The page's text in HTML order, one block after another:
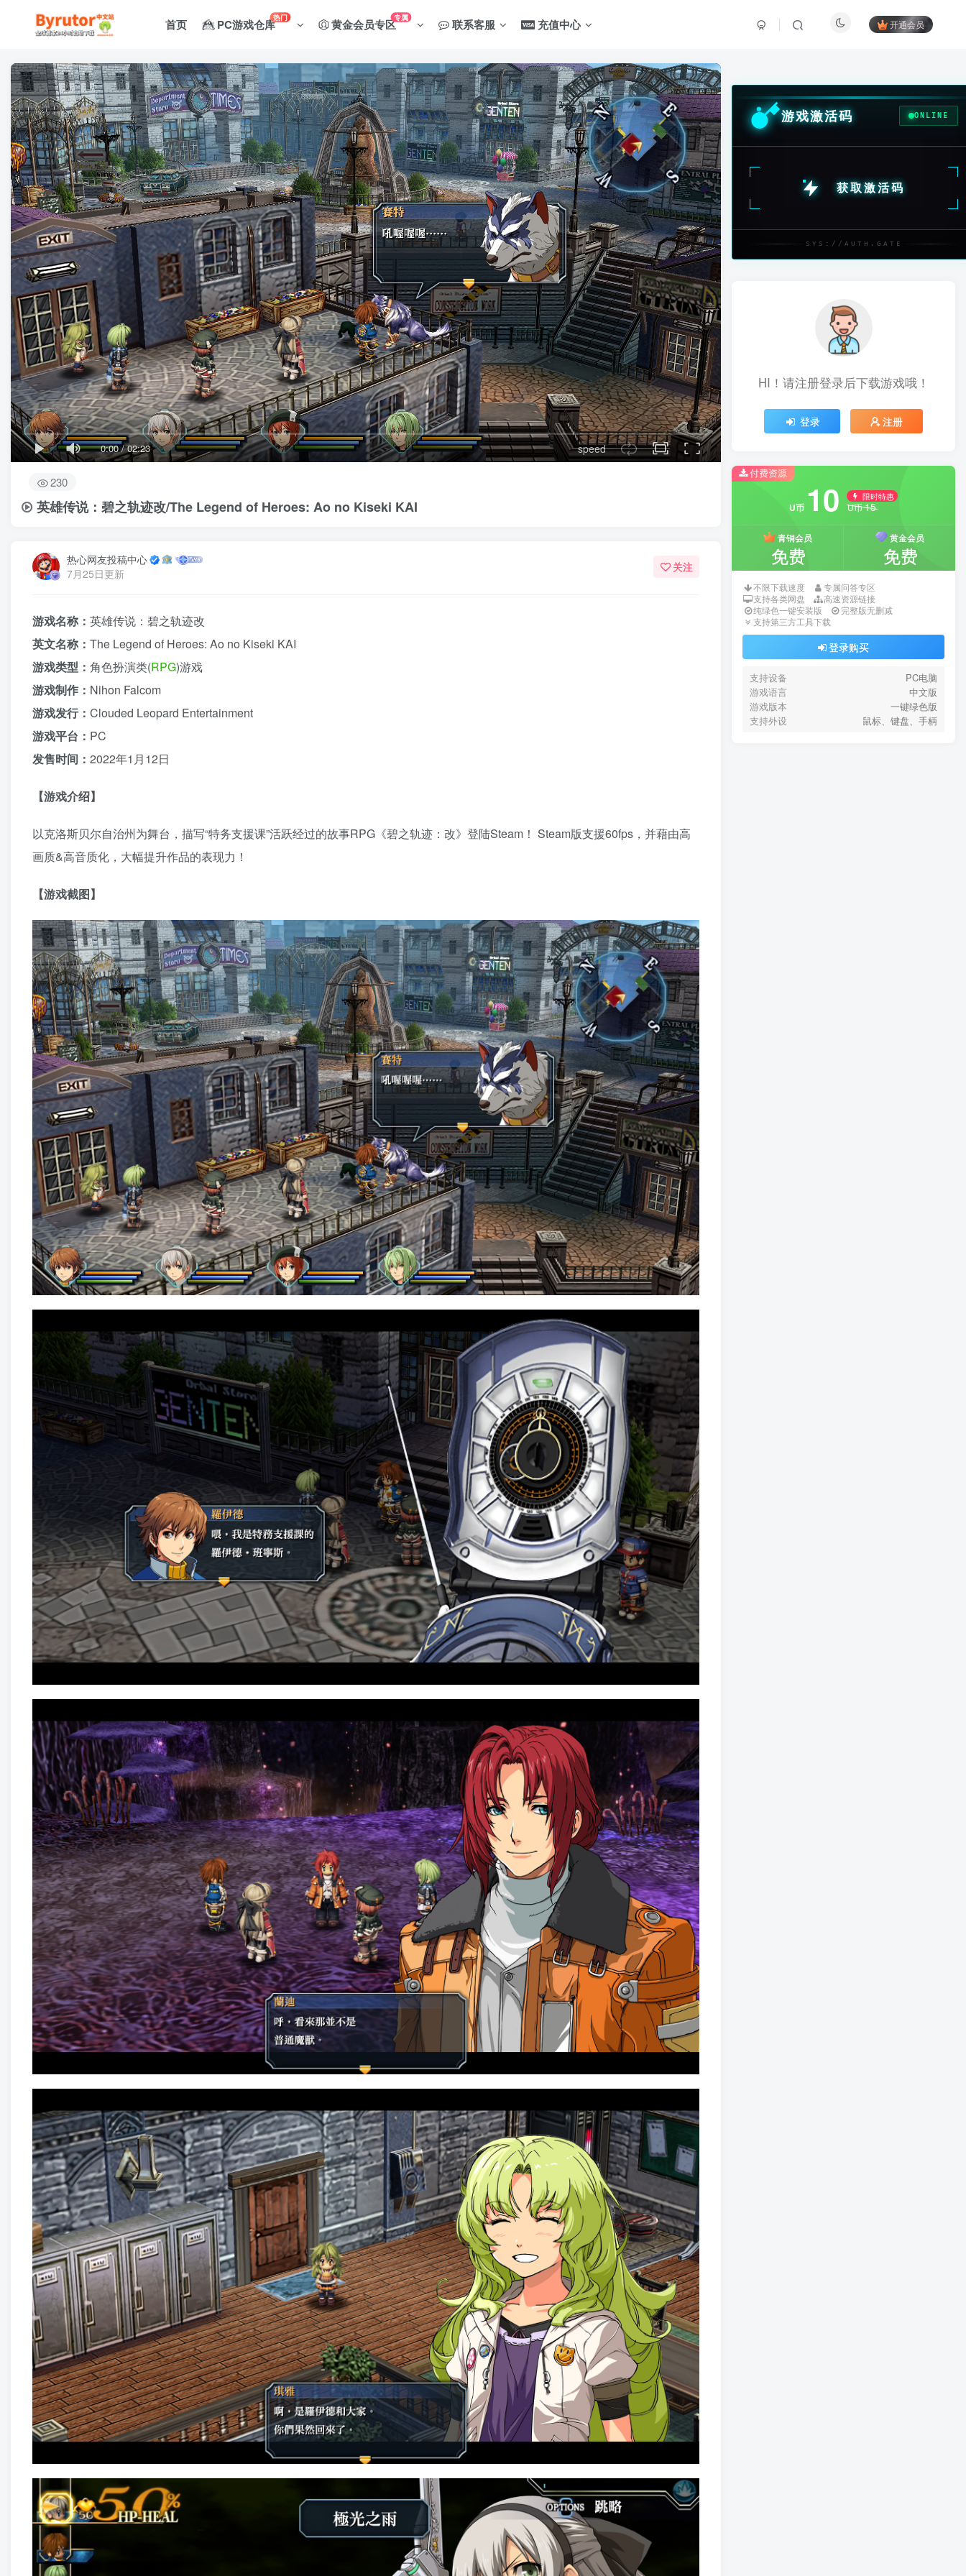
首页 PC游戏仓库热门 黄金会员专区专属 联系客服 充值中心 开通会员
0:00/02:23 speed
230
英雄传说：碧之轨迹改/The Legend of Heroes: Ao no Kiseki KAI
热心网友投稿中心
7月25日更新
关注
游戏名称： 英雄传说：碧之轨迹改
英文名称： The Legend of Heroes: Ao no Kiseki KAI
游戏类型： 角色扮演类(RPG)游戏
游戏制作： Nihon Falcom
游戏发行： Clouded Leopard Entertainment
游戏平台： PC
发售时间： 2022年1月12日
【游戏介绍】
以克洛斯贝尔自治州为舞台，描写“特务支援课”活跃经过的故事RPG《碧之轨迹：改》登陆Steam！ Steam版支援60fps，并藉由高
画质&高音质化，大幅提升作品的表现力！
【游戏截图】
游戏激活码 ONLINE
获取激活码
SYS://AUTH.GATE
HI！请注册登录后下载游戏哦！
登录 注册
付费资源
U币 10 限时特惠
U币15
青铜会员
免费
黄金会员
免费
不限下载速度
专属问答专区
支持各类网盘
高速资源链接
纯绿色一键安装版
完整版无删减
支持第三方工具下载
登录购买
支持设备
PC电脑
游戏语言
中文版
游戏版本
一键绿色版
支持外设
鼠标、键盘、手柄